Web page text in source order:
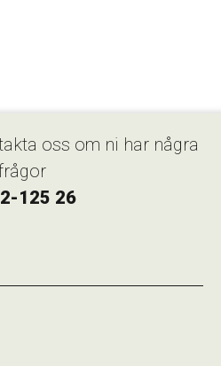
oss om ni har några
125 26